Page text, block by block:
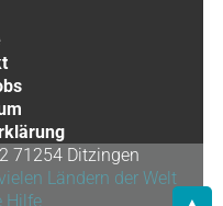
71254 Ditzingen
Ländern der Welt
Hilfe